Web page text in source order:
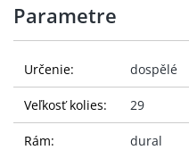
Parametre
Určenie: dospělé
Veľkosť kolies: 29
Rám: dural